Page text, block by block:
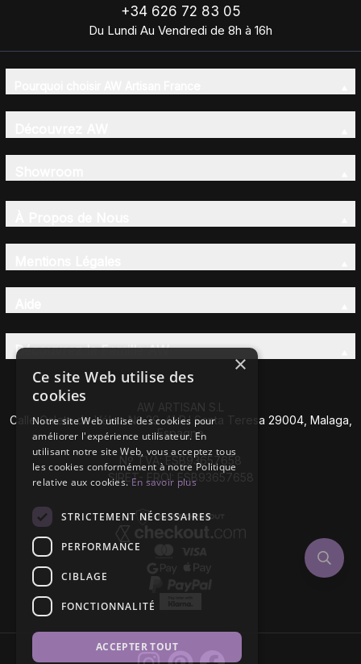
+34 626 72 83 05
Du Lundi Au Vendredi de 8h à 16h
Découvrez la Famille AW
AW ARTISAN S.L
Calle Caleta de Vélez Nº 39-41 P.I Santa Teresa 29004, Malaga,
Espagne
Nº TVA: ESB93657658
SIRET- EROI: ESB93657658
×
Ce site Web utilise des
cookies
Notre site Web utilise des cookies pour
améliorer l'expérience utilisateur. En
utilisant notre site Web, vous acceptez tous
les cookies conformément à notre Politique
relative aux cookies.En savoir plus
STRICTEMENT NÉCESSAIRES
PERFORMANCE
CIBLAGE
FONCTIONNALITÉ
ACCEPTER TOUT